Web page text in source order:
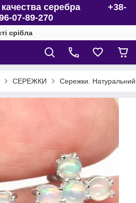
качества серебра +38-
07-89-270
срібла
СЕРЕЖКИ Сережки.